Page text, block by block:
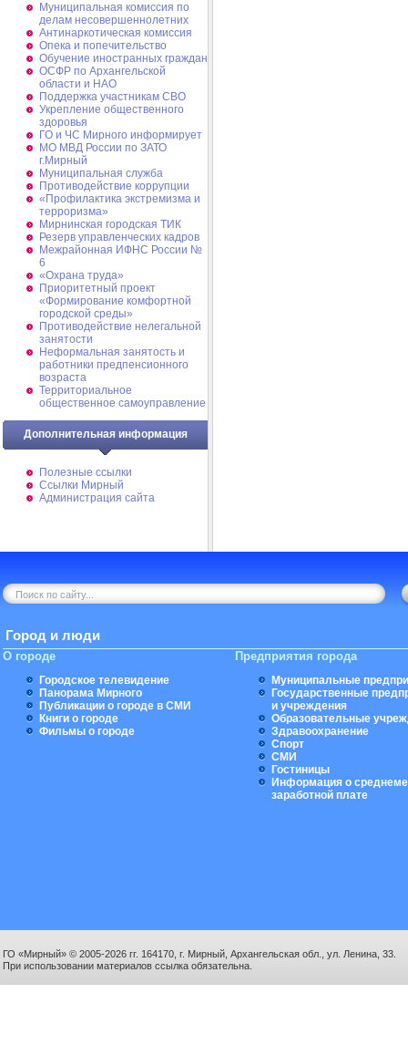
Муниципальная комиссия по
делам несовершеннолетних
Антинаркотическая комиссия
Опека и попечительство
Обучение иностранных граждан
ОСФР по Архангельской
области и НАО
Поддержка участникам СВО
Укрепление общественного
здоровья
ГО и ЧС Мирного информирует
МО МВД России по ЗАТО
г.Мирный
Муниципальная cлужба
Противодействие коррупции
«Профилактика экстремизма и
терроризма»
Мирнинская городская ТИК
Резерв управленческих кадров
Межрайонная ИФНС России №
6
«Охрана труда»
Приоритетный проект
«Формирование комфортной
городской среды»
Противодействие нелегальной
занятости
Неформальная занятость и
работники предпенсионного
возраста
Территориальное
общественное самоуправление
Дополнительная информация
Полезные ссылки
Ссылки Мирный
Администрация сайта
Город и люди
О городе
Городское телевидение
Панорама Мирного
Публикации о городе в СМИ
Книги о городе
Фильмы о городе
Предприятия города
Муниципальные
Государственные
и учреждения
Образовательные
Здравоохранение
Спорт
СМИ
Гостиницы
Информация о
заработной плате
ГО «Мирный» © 2005-2026 гг. 164170, г. Мирный, Архангельская обл., ул. Ленина, 33.
При использовании материалов ссылка обязательна.